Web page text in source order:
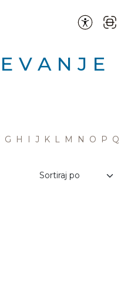
G H I J K L M N O P Q